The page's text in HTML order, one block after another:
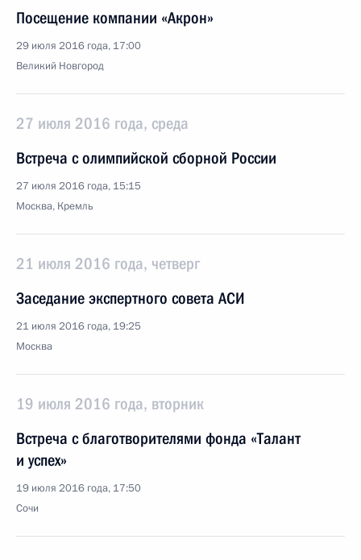
Посещение компании «Акрон»
29 июля 2016 года, 17:00
Великий Новгород
27 июля 2016 года, среда
Встреча с олимпийской сборной России
27 июля 2016 года, 15:15
Москва, Кремль
21 июля 2016 года, четверг
Заседание экспертного совета АСИ
21 июля 2016 года, 19:25
Москва
19 июля 2016 года, вторник
Встреча с благотворителями фонда «Талант
и успех»
19 июля 2016 года, 17:50
Сочи